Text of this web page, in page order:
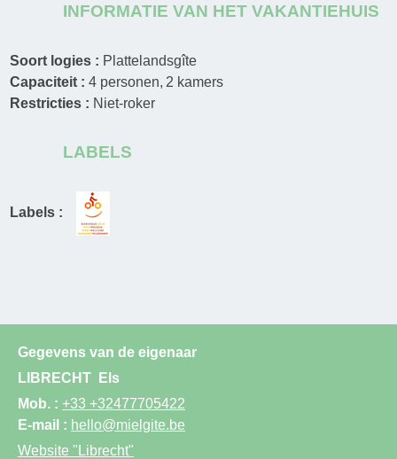
INFORMATIE VAN HET VAKANTIEHUIS
Soort logies : Plattelandsgîte
Capaciteit :4 personen 2 kamers
Restricties : Niet-roker
LABELS
Labels :
Gegevens van de eigenaar
LIBRECHT
Els
Mob. : +33 +32477705422
E-mail : hello@mielgite.be
Website "Librecht"